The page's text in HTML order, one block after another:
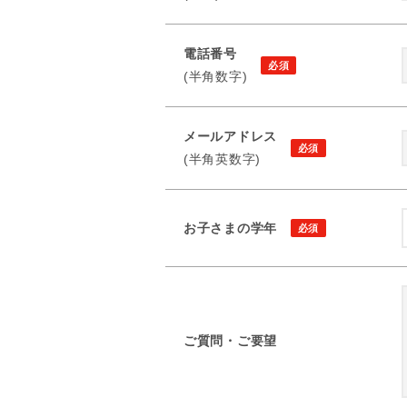
電話番号
(半角数字)
メールアドレス
(半角英数字)
お子さまの学年
ご質問・ご要望